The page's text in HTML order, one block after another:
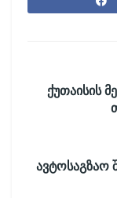
ქუთაისის
ავტოსაგზაო